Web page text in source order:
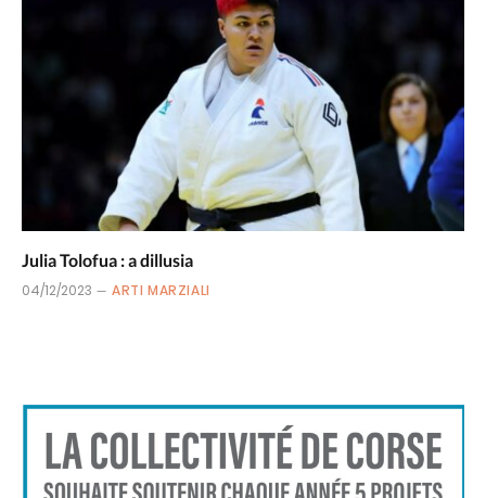
Julia Tolofua : a dillusia
04/12/2023 ARTI MARZIALI